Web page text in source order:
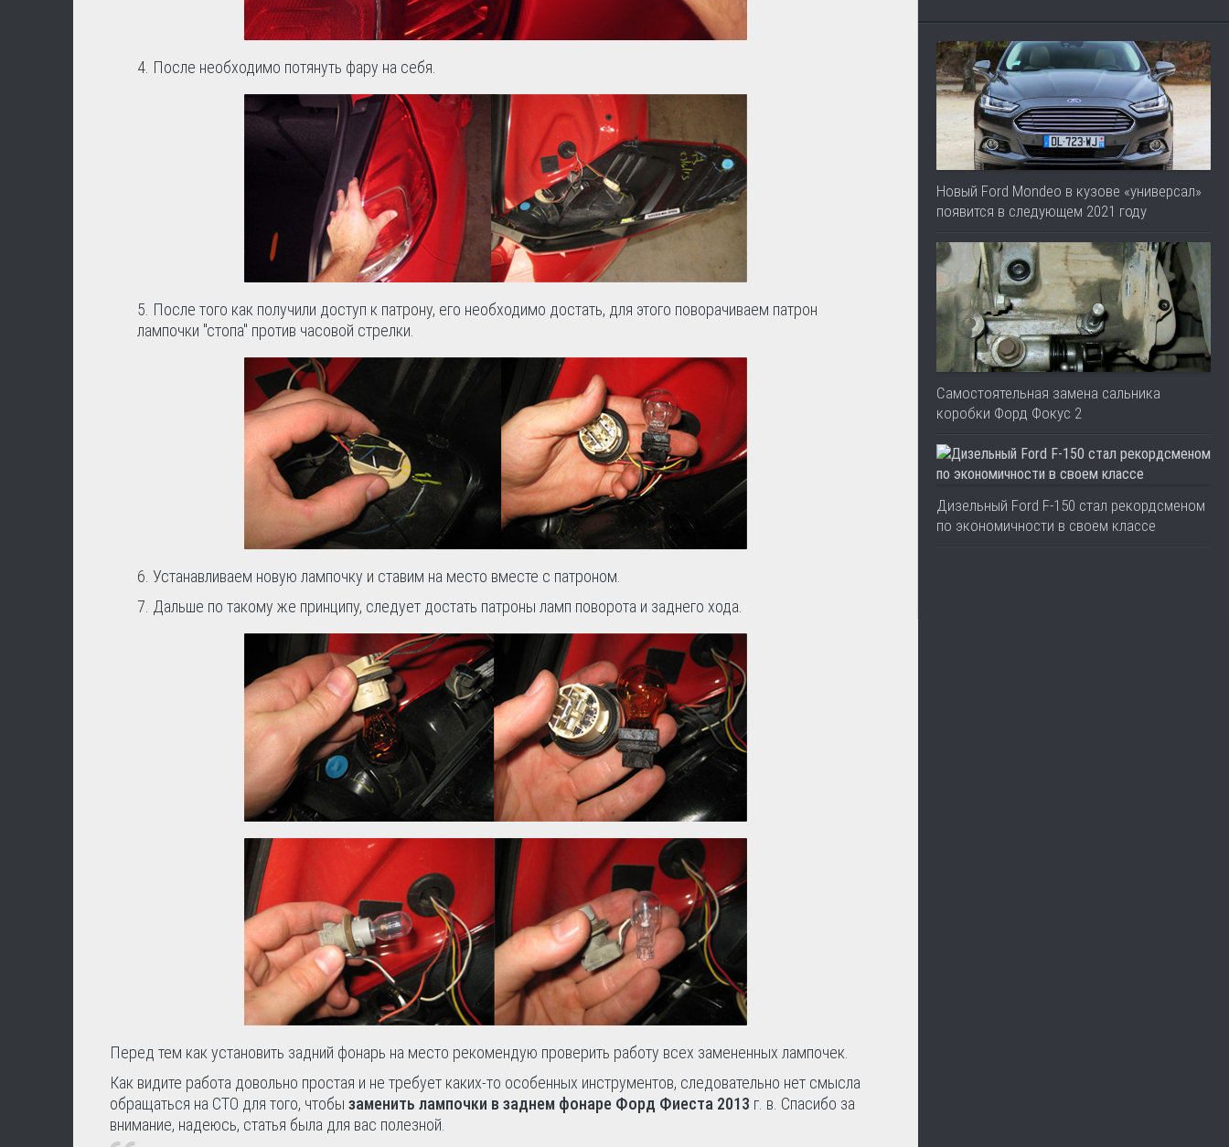
4. После необходимо потянуть фару на себя.
5. После того как получили доступ к патрону, его необходимо достать, для этого поворачиваем патрон
лампочки "стопа" против часовой стрелки.
6. Устанавливаем новую лампочку и ставим на место вместе с патроном.
7. Дальше по такому же принципу, следует достать патроны ламп поворота и заднего хода.
Перед тем как установить задний фонарь на место рекомендую проверить работу всех замененных лампочек.
Как видите работа довольно простая и не требует каких-то особенных инструментов, следовательно нет смысла
обращаться на СТО для того, чтобы заменить лампочки в заднем фонаре Форд Фиеста 2013 г. в. Спасибо за
внимание, надеюсь, статья была для вас полезной.
Новый Ford Mondeo в кузове «универсал»
появится в следующем 2021 году
Самостоятельная замена сальника
коробки Форд Фокус 2
Дизельный Ford F-150 стал рекордсменом
по экономичности в своем классе